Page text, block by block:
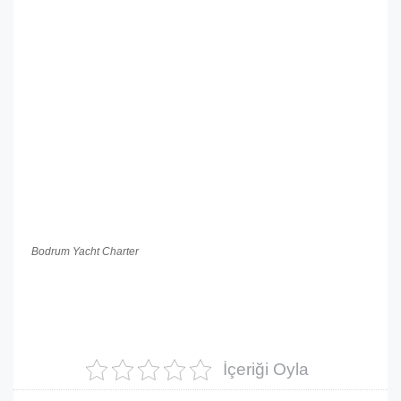
Bodrum Yacht Charter
İçeriği Oyla